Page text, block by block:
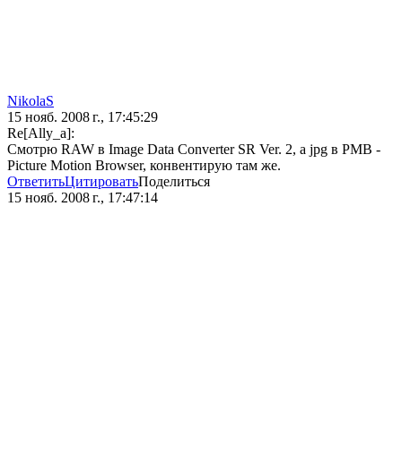
NikolaS
15 нояб. 2008 г., 17:45:29
Re[Ally_a]:
Смотрю RAW в Image Data Converter SR Ver. 2, а jpg в PMB -
Picture Motion Browser, конвентирую там же.
ОтветитьЦитироватьПоделиться
15 нояб. 2008 г., 17:47:14